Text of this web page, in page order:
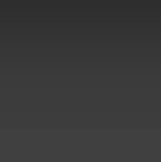
analytics